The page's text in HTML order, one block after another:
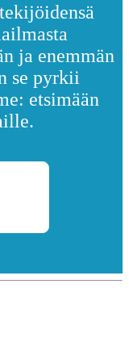
ja enemmän
se pyrkii
etsimään